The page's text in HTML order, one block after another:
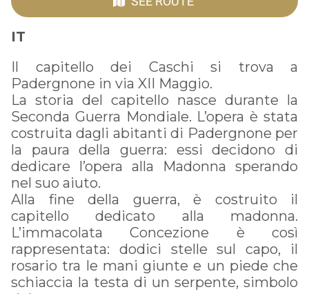
IT
Il capitello dei Caschi si trova a
Padergnone in via XII Maggio.
La storia del capitello nasce durante la
Seconda Guerra Mondiale. L’opera è stata
costruita dagli abitanti di Padergnone per
la paura della guerra: essi decidono di
dedicare l’opera alla Madonna sperando
nel suo aiuto.
Alla fine della guerra, è costruito il
capitello dedicato alla madonna.
L’immacolata Concezione è così
rappresentata: dodici stelle sul capo, il
rosario tra le mani giunte e un piede che
schiaccia la testa di un serpente, simbolo